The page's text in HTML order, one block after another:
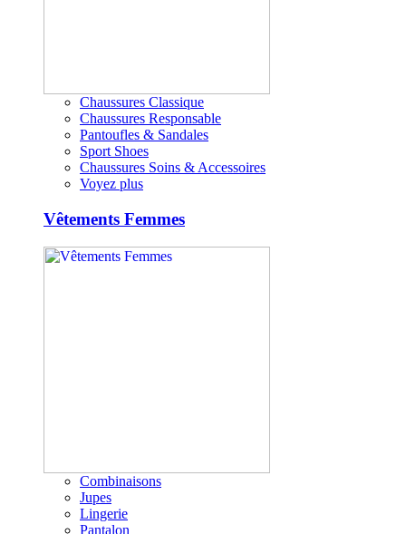
Chaussures Classique
Chaussures Responsable
Pantoufles & Sandales
Sport Shoes
Chaussures Soins & Accessoires
Voyez plus
Vêtements Femmes
Combinaisons
Jupes
Lingerie
Pantalon